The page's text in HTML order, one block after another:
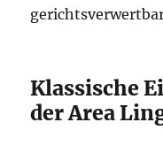
Klassische
der Area